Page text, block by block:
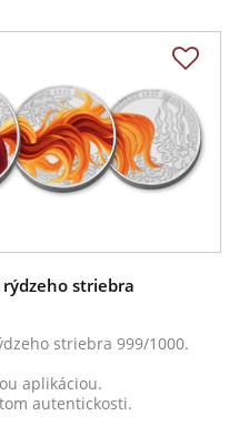
striebra
striebra 999/1000.
aplikáciou.
autentickosti.